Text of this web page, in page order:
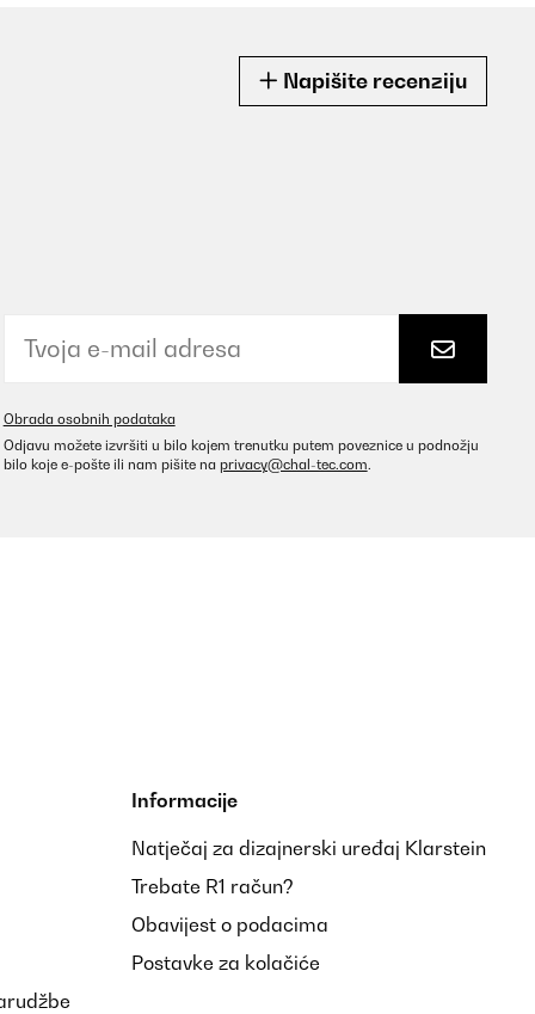
Napišite recenziju
Obrada osobnih podataka
Odjavu možete izvršiti u bilo kojem trenutku putem poveznice u podnožju
bilo koje e-pošte ili nam pišite na privacy@chal-tec.com.
Informacije
Natječaj za dizajnerski uređaj Klarstein
Trebate R1 račun?
Obavijest o podacima
Postavke za kolačiće